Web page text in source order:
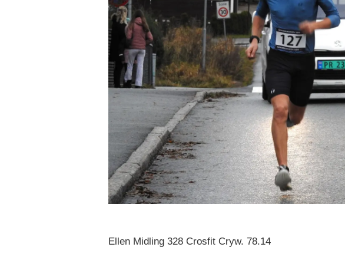
Ellen Midling 328 Crosfit Cryw. 78.14